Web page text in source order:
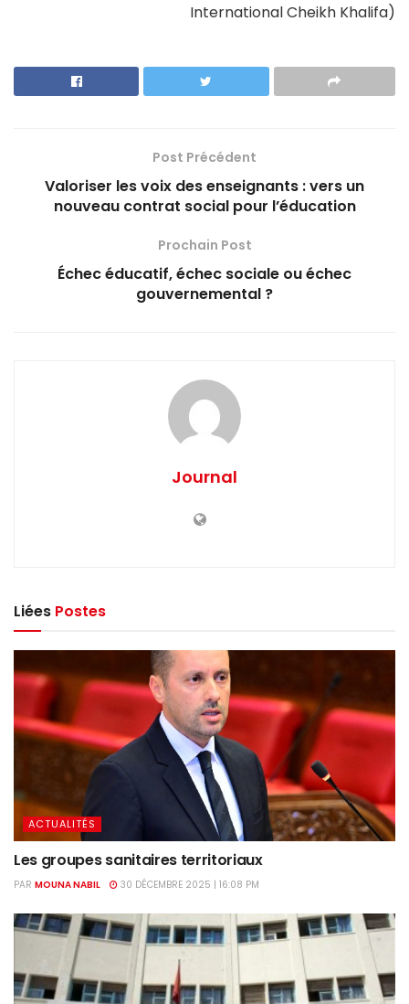
International Cheikh Khalifa)
Post Précédent
Valoriser les voix des enseignants : vers un
nouveau contrat social pour l’éducation
Prochain Post
Échec éducatif, échec sociale ou échec
gouvernemental ?
Journal
Liées Postes
ACTUALITÉS
Les groupes sanitaires territoriaux
PAR MOUNA NABIL 30 DÉCEMBRE 2025 | 16:08 PM